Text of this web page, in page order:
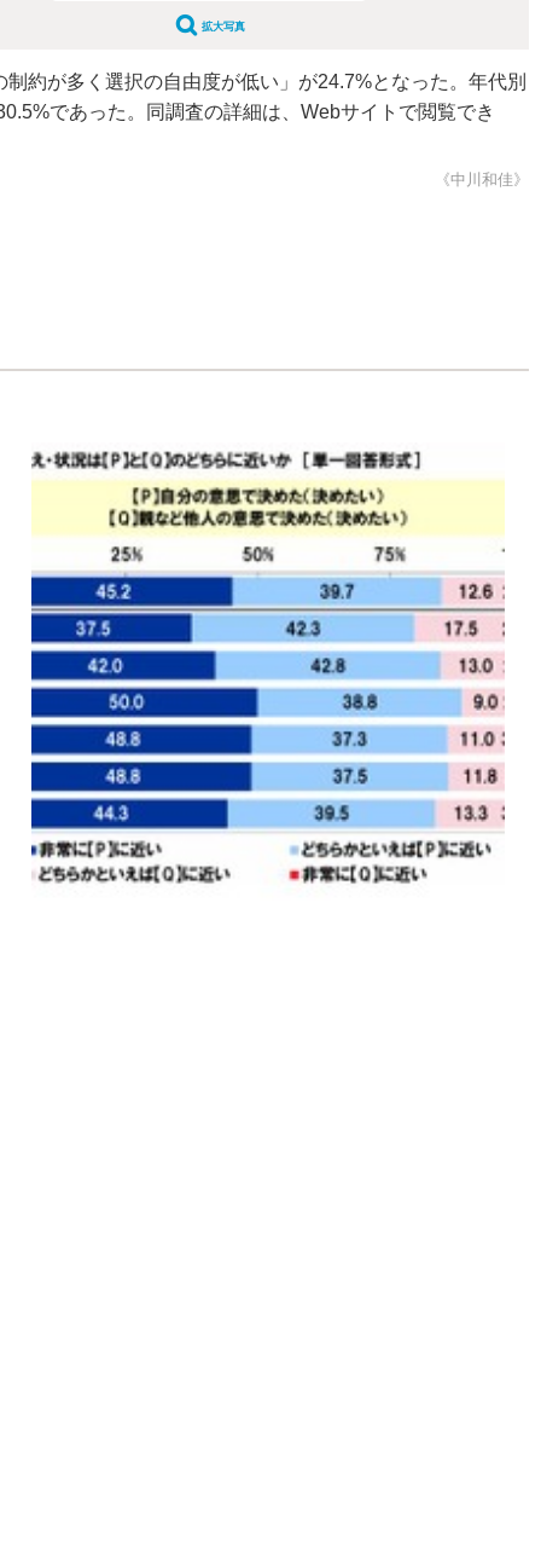
拡大写真
約が多く選択の自由度が低い」が24.7%となった。年代別
であった。同調査の詳細は、Webサイトで閲覧でき
《中川和佳》